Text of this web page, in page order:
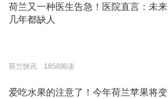
荷兰又一种医生告急！医院直言：未来
几年都缺人
荷兰快讯 1858阅读
爱吃水果的注意了！今年荷兰苹果将变